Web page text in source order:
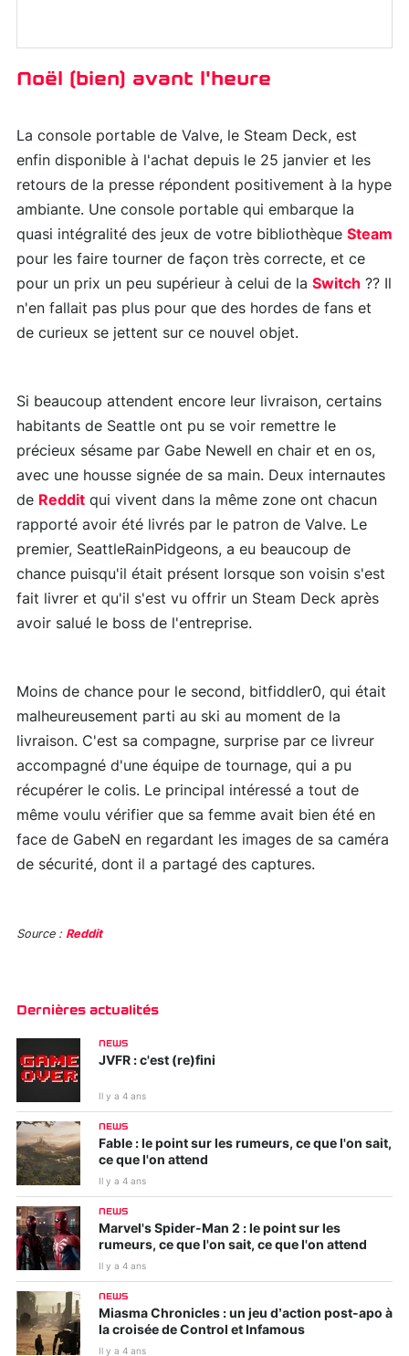
Noël (bien) avant l'heure
La console portable de Valve, le Steam Deck, est
enfin disponible à l'achat depuis le 25 janvier et les
retours de la presse répondent positivement à la hype
ambiante. Une console portable qui embarque la
quasi intégralité des jeux de votre bibliothèque Steam
pour les faire tourner de façon très correcte, et ce
pour un prix un peu supérieur à celui de la Switch ?? Il
n'en fallait pas plus pour que des hordes de fans et
de curieux se jettent sur ce nouvel objet.
Si beaucoup attendent encore leur livraison, certains
habitants de Seattle ont pu se voir remettre le
précieux sésame par Gabe Newell en chair et en os,
avec une housse signée de sa main. Deux internautes
de Reddit qui vivent dans la même zone ont chacun
rapporté avoir été livrés par le patron de Valve. Le
premier, SeattleRainPidgeons, a eu beaucoup de
chance puisqu'il était présent lorsque son voisin s'est
fait livrer et qu'il s'est vu offrir un Steam Deck après
avoir salué le boss de l'entreprise.
Moins de chance pour le second, bitfiddler0, qui était
malheureusement parti au ski au moment de la
livraison. C'est sa compagne, surprise par ce livreur
accompagné d'une équipe de tournage, qui a pu
récupérer le colis. Le principal intéressé a tout de
même voulu vérifier que sa femme avait bien été en
face de GabeN en regardant les images de sa caméra
de sécurité, dont il a partagé des captures.
Source : Reddit
Dernières actualités
NEWS
JVFR : c'est (re)fini
Il y a 4 ans
NEWS
Fable : le point sur les rumeurs, ce que l'on sait,
ce que l'on attend
Il y a 4 ans
NEWS
Marvel's Spider-Man 2 : le point sur les
rumeurs, ce que l'on sait, ce que l'on attend
Il y a 4 ans
NEWS
Miasma Chronicles : un jeu d’action post-apo à
la croisée de Control et Infamous
Il y a 4 ans